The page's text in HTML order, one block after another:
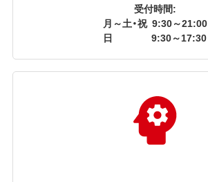
受付時間:
月～土・祝 9:30～21:00
日
9:30～17:30